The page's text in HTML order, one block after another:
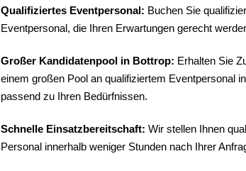
Qualifiziertes Eventpersonal: Buchen Sie
Eventpersonal, die Ihren Erwartungen gerecht
Großer Kandidatenpool in Bottrop: Erhalten Sie
einem großen Pool an qualifiziertem Eventpersonal
passend zu Ihren Bedürfnissen.
Schnelle Einsatzbereitschaft: Wir stellen Ihnen
Personal innerhalb weniger Stunden nach Ihrer